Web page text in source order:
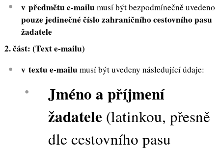
v předmětu e-mailumusí být bezpodmínečně uvedeno
pouze jedinečné číslo zahraničního cestovního pasu
žadatele
2. část: (Text e-mailu)
v textu e-mailumusí být uvedeny následující údaje:
Jméno a příjmení
žadatele (latinkou, přesně
dle cestovního pasu